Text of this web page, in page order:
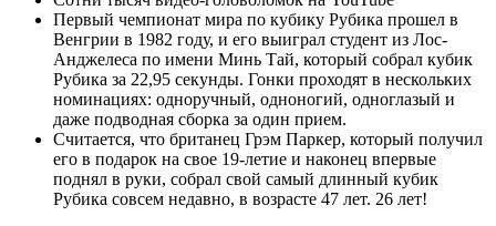
Первый чемпионат мира по кубику Рубика прошел в
Венгрии в 1982 году, и его выиграл студент из Лос-
Анджелеса по имени Минь Тай, который собрал кубик
Рубика за 22,95 секунды. Гонки проходят в нескольких
номинациях: одноручный, одноногий, одноглазый и
даже подводная сборка за один прием.
Считается, что британец Грэм Паркер, который получил
его в подарок на свое 19-летие и наконец впервые
поднял в руки, собрал свой самый длинный кубик
Рубика совсем недавно, в возрасте 47 лет. 26 лет!